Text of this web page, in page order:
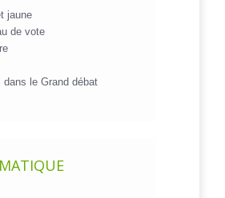
jaune
de vote
dans le Grand débat